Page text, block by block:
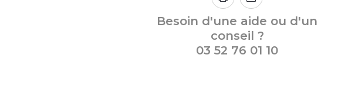
Besoin d'une aide ou d'un
conseil ?
03 52 76 01 10